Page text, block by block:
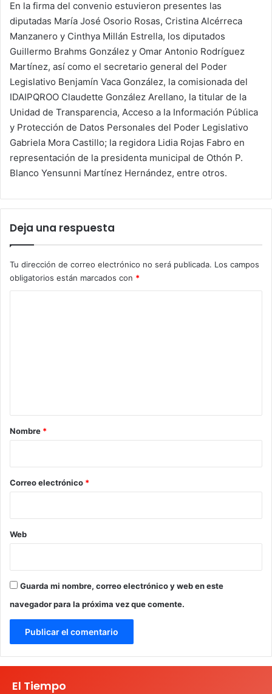
En la firma del convenio estuvieron presentes las
diputadas María José Osorio Rosas, Cristina Alcérreca
Manzanero y Cinthya Millán Estrella, los diputados
Guillermo Brahms González y Omar Antonio Rodríguez
Martínez, así como el secretario general del Poder
Legislativo Benjamín Vaca González, la comisionada del
IDAIPQROO Claudette González Arellano, la titular de la
Unidad de Transparencia, Acceso a la Información Pública
y Protección de Datos Personales del Poder Legislativo
Gabriela Mora Castillo; la regidora Lidia Rojas Fabro en
representación de la presidenta municipal de Othón P.
Blanco Yensunni Martínez Hernández, entre otros.
Deja una respuesta
Tu dirección de correo electrónico no será publicada. Los campos
obligatorios están marcados con *
r
*
Nombre *
Correo electrónico *
Web
Guarda mi nombre, correo electrónico y web en este
navegador para la próxima vez que comente.
El Tiempo